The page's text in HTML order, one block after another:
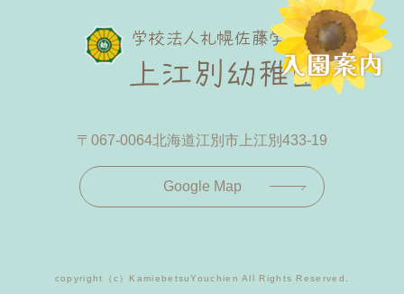
〒067-0064北海道江別市上江別433-19
Google Map
copyright（c）KamiebetsuYouchien All Rights Reserved.